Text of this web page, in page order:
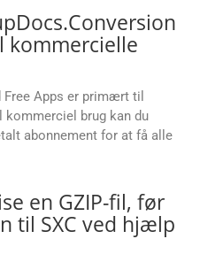
kommercielle
Apps er primært til
brug kan du
abonnement for at få alle
en GZIP-fil, før
til SXC ved hjælp